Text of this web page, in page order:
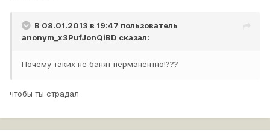
В 08.01.2013 в 19:47 пользователь
anonym_x3PufJonQiBD сказал:
Почему таких не банят перманентно!???
чтобы ты страдал